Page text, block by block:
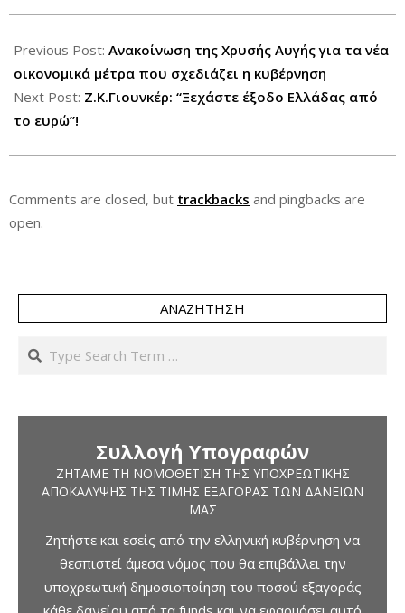
07-
30
Previous Post: Ανακοίνωση της Χρυσής Αυγής για τα νέα
οικονομικά μέτρα που σχεδιάζει η κυβέρνηση
Next Post: Z.K.Γιουνκέρ: “Ξεχάστε έξοδο Ελλάδας από
το ευρώ”!
Comments are closed, but trackbacks and pingbacks are
open.
ΑΝΑΖΉΤΗΣΗ
Search
Συλλογή Υπογραφών
ΖΗΤΆΜΕ ΤΗ ΝΟΜΟΘΈΤΙΣΗ ΤΗΣ ΥΠΟΧΡΕΩΤΙΚΉΣ
ΑΠΟΚΆΛΥΨΗΣ ΤΗΣ ΤΙΜΉΣ ΕΞΑΓΟΡΆΣ ΤΩΝ ΔΑΝΕΊΩΝ
ΜΑΣ
Ζητήστε και εσείς από την ελληνική κυβέρνηση να
θεσπιστεί άμεσα νόμος που θα επιβάλλει την
υποχρεωτική δημοσιοποίηση του ποσού εξαγοράς